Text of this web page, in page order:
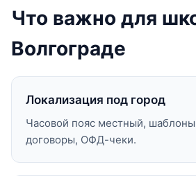
Что важно для
Волгограде
Локализация под город
Часовой пояс местный,
договоры, ОФД-чеки.